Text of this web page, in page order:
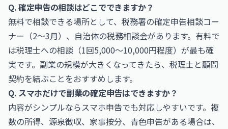
Q. 確定申告の相談はどこでできますか？
無料で相談できる場所として、税務署の確定申告相談コー
ナー（2〜3月）、自治体の税務相談会があります。有料で
は税理士への相談（1回5,000〜10,000円程度）が最も確
実です。副業の規模が大きくなってきたら、税理士と顧問
契約を結ぶことをおすすめします。
Q. スマホだけで副業の確定申告はできますか？
内容がシンプルならスマホ申告でも対応しやすいです。複
数の所得、源泉徴収、家事按分、青色申告がある場合は、